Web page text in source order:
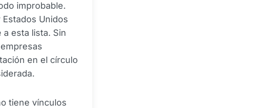
improbable.
Unidos
esta lista. Sin
en el círculo
tiene vínculos